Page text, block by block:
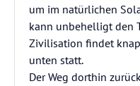
um im natürlichen
kann unbehelligt den
Zivilisation findet
unten statt.
Der Weg dorthin